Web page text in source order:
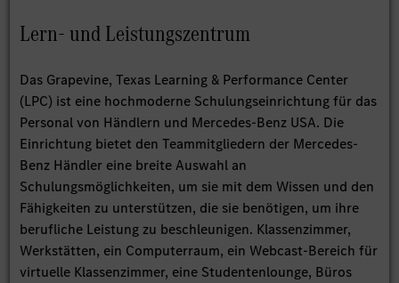
Lern- und Leistungszentrum
Das Grapevine, Texas Learning & Performance Center
(LPC) ist eine hochmoderne Schulungseinrichtung für das
Personal von Händlern und Mercedes-Benz USA. Die
Einrichtung bietet den Teammitgliedern der Mercedes-
Benz Händler eine breite Auswahl an
Schulungsmöglichkeiten, um sie mit dem Wissen und den
Fähigkeiten zu unterstützen, die sie benötigen, um ihre
berufliche Leistung zu beschleunigen. Klassenzimmer,
Werkstätten, ein Computerraum, ein Webcast-Bereich für
virtuelle Klassenzimmer, eine Studentenlounge, Büros